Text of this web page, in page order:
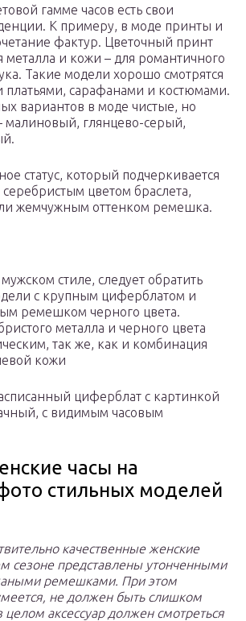
гамме часов есть свои
К примеру, в моде принты и
фактур. Цветочный принт
и кожи – для романтичного
Такие модели хорошо смотрятся
платьями, сарафанами и костюмами.
вариантов в моде чистые, но
малиновый, глянцево-серый,
статус, который подчеркивается
цветом браслета,
жемчужным оттенком ремешка.
стиле, следует обратить
с крупным циферблатом и
ремешком черного цвета.
металла и черного цвета
так же, как и комбинация
кожи
циферблат с картинкой
с видимым часовым
часы на
стильных моделей
качественные женские
сезоне представлены утонченными
ремешками. При этом
не должен быть слишком
аксессуар должен смотреться